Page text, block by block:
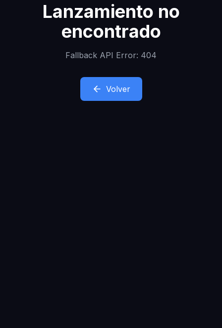
Lanzamiento no
encontrado
Fallback API Error: 404
Volver